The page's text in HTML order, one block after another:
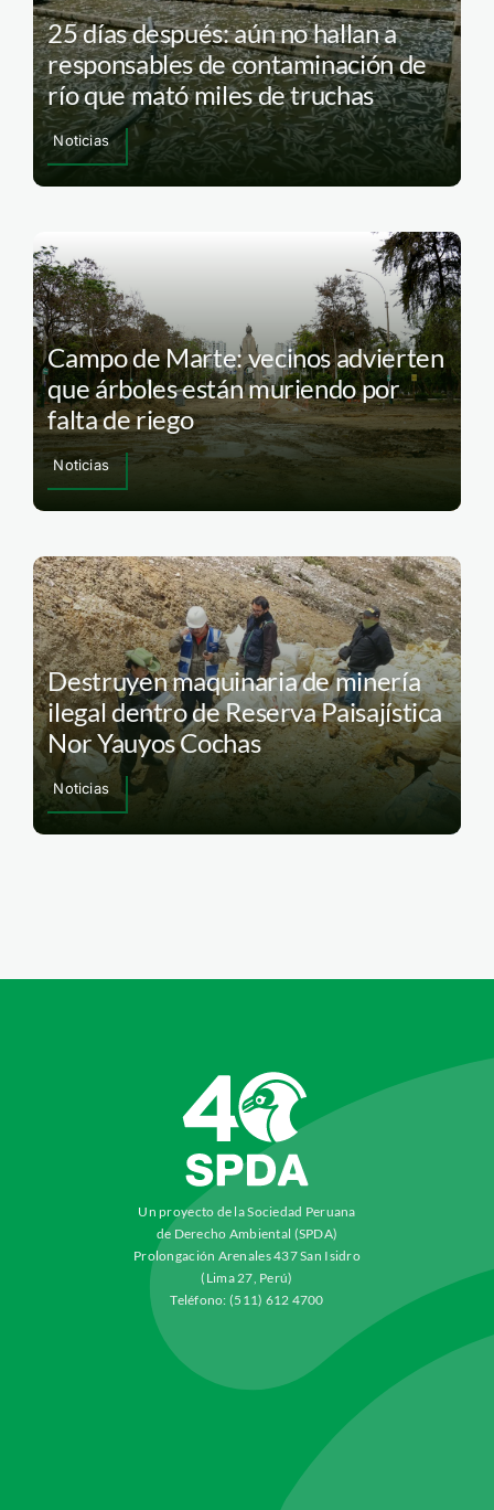
25 días después: aún no hallan a
responsables de contaminación de
río que mató miles de truchas
Noticias
Campo de Marte: vecinos advierten
que árboles están muriendo por
falta de riego
Noticias
Destruyen maquinaria de minería
ilegal dentro de Reserva Paisajística
Nor Yauyos Cochas
Noticias
Un proyecto de la Sociedad Peruana
de Derecho Ambiental (SPDA)
Prolongación Arenales 437 San Isidro
(Lima 27, Perú)
Teléfono: (511) 612 4700